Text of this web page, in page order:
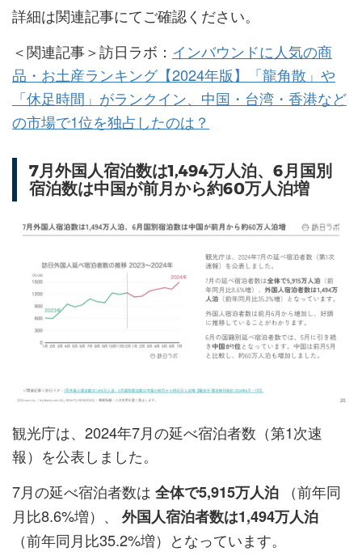
詳細は関連記事にてご確認ください。
＜関連記事＞訪日ラボ： インバウンドに人気の商
品・お土産ランキング【2024年版】「龍角散」や
「休足時間」がランクイン、中国・台湾・香港など
の市場で1位を独占したのは？
7月外国人宿泊数は1,494万人泊、6月国別
宿泊数は中国が前月から約60万人泊増
観光庁は、2024年7月の延べ宿泊者数（第1次速
報）を公表しました。
7月の延べ宿泊者数は 全体で5,915万人泊 （前年同
月比8.6%増）、 外国人宿泊者数は1,494万人泊
（前年同月比35.2%増）となっています。